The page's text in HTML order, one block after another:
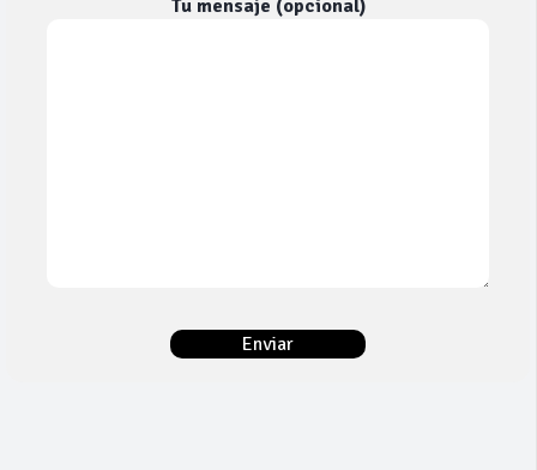
Tu mensaje (opcional)